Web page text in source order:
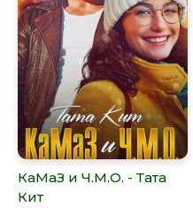
КаМаЗ и Ч.М.О. - Тата
Кит